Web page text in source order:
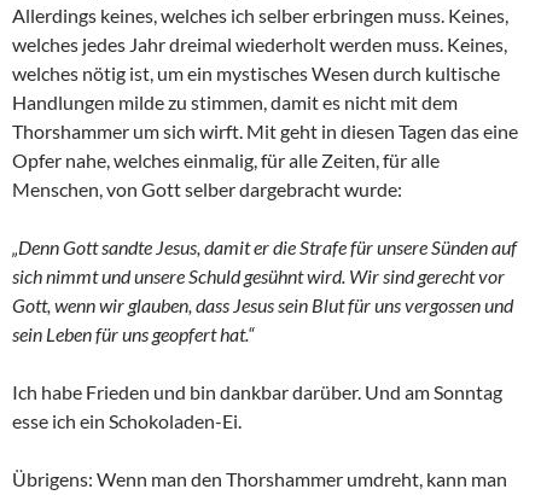
Allerdings keines, welches ich selber erbringen muss. Keines,
welches jedes Jahr dreimal wiederholt werden muss. Keines,
welches nötig ist, um ein mystisches Wesen durch kultische
Handlungen milde zu stimmen, damit es nicht mit dem
Thorshammer um sich wirft. Mit geht in diesen Tagen das eine
Opfer nahe, welches einmalig, für alle Zeiten, für alle
Menschen, von Gott selber dargebracht wurde:
„Denn Gott sandte Jesus, damit er die Strafe für unsere Sünden auf
sich nimmt und unsere Schuld gesühnt wird. Wir sind gerecht vor
Gott, wenn wir glauben, dass Jesus sein Blut für uns vergossen und
sein Leben für uns geopfert hat.“
Ich habe Frieden und bin dankbar darüber. Und am Sonntag
esse ich ein Schokoladen-Ei.
Übrigens: Wenn man den Thorshammer umdreht, kann man